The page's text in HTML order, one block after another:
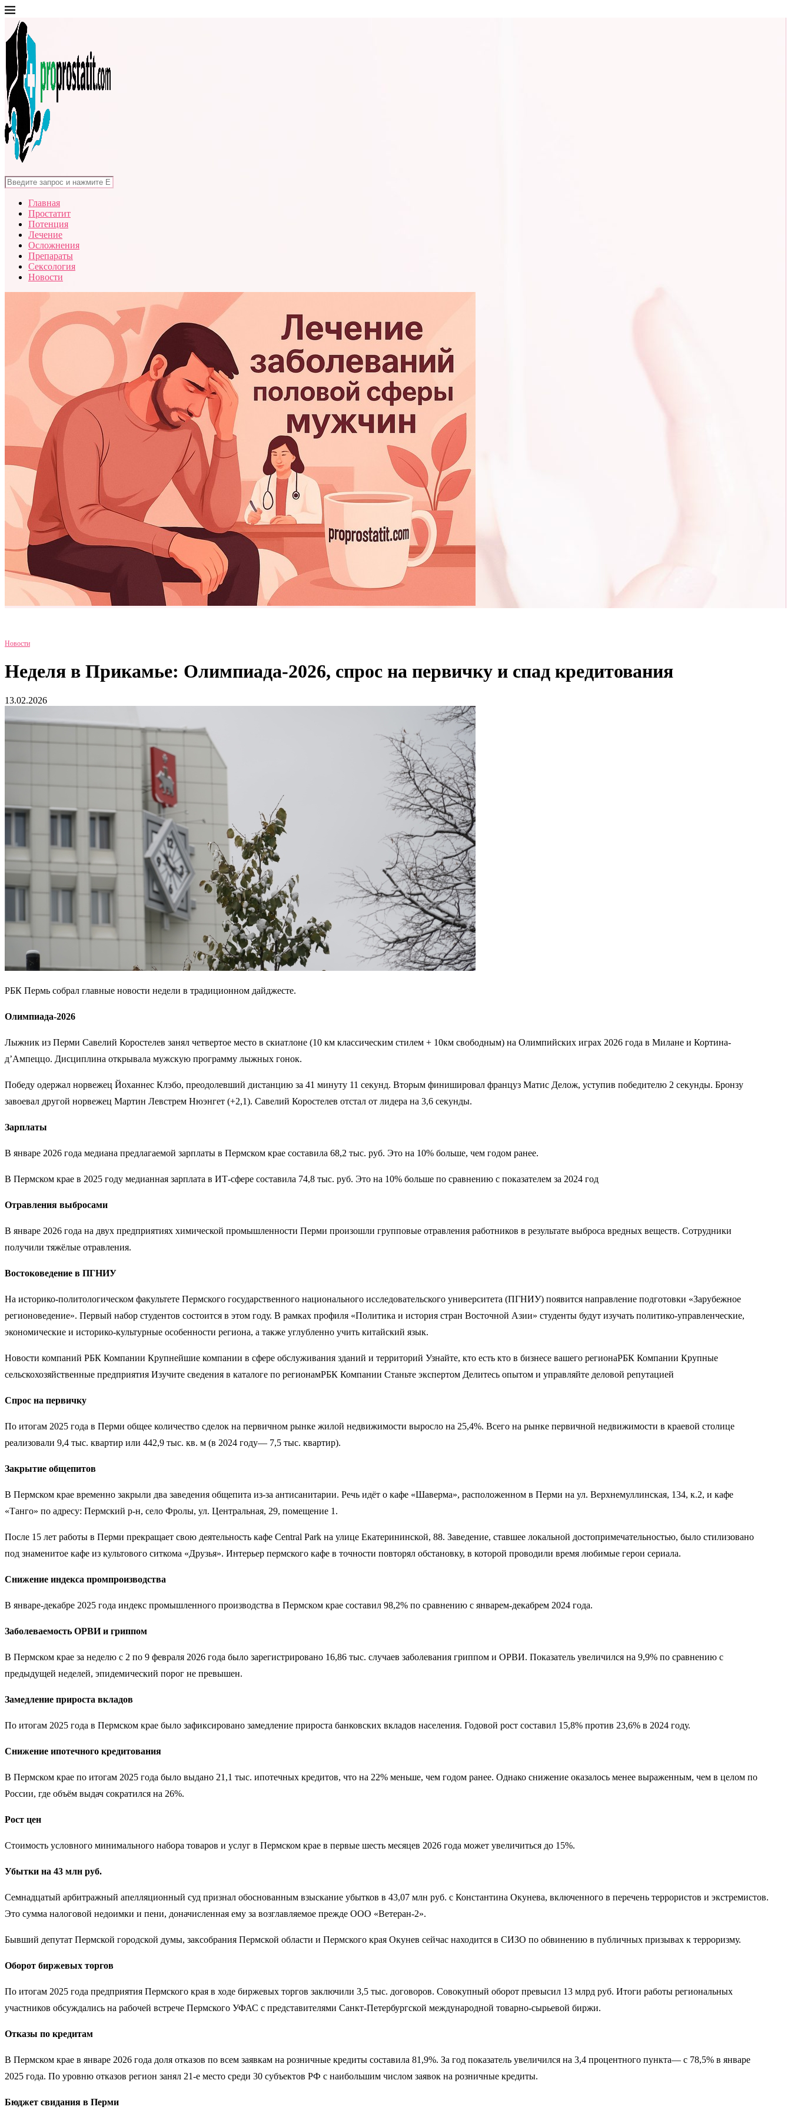
Главная
Простатит
Потенция
Лечение
Осложнения
Препараты
Сексология
Новости
Новости
Неделя в Прикамье: Олимпиада-2026, спрос на первичку и спад кредитования
13.02.2026
РБК Пермь собрал главные новости недели в традиционном дайджесте.
Олимпиада-2026
Лыжник из Перми Савелий Коростелев занял четвертое место в скиатлоне (10 км классическим стилем + 10км свободным) на Олимпийских играх 2026 года в Милане и Кортина-
д’Ампеццо. Дисциплина открывала мужскую программу лыжных гонок.
Победу одержал норвежец Йоханнес Клэбо, преодолевший дистанцию за 41 минуту 11 секунд. Вторым финишировал француз Матис Делож, уступив победителю 2 секунды. Бронзу
завоевал другой норвежец Мартин Левстрем Нюэнгет (+2,1). Савелий Коростелев отстал от лидера на 3,6 секунды.
Зарплаты
В январе 2026 года медиана предлагаемой зарплаты в Пермском крае составила 68,2 тыс. руб. Это на 10% больше, чем годом ранее.
В Пермском крае в 2025 году медианная зарплата в ИТ-сфере составила 74,8 тыс. руб. Это на 10% больше по сравнению с показателем за 2024 год
Отравления выбросами
В январе 2026 года на двух предприятиях химической промышленности Перми произошли групповые отравления работников в результате выброса вредных веществ. Сотрудники
получили тяжёлые отравления.
Востоковедение в ПГНИУ
На историко-политологическом факультете Пермского государственного национального исследовательского университета (ПГНИУ) появится направление подготовки «Зарубежное
регионоведение». Первый набор студентов состоится в этом году. В рамках профиля «Политика и история стран Восточной Азии» студенты будут изучать политико-управленческие,
экономические и историко-культурные особенности региона, а также углубленно учить китайский язык.
Новости компаний РБК Компании Крупнейшие компании в сфере обслуживания зданий и территорий Узнайте, кто есть кто в бизнесе вашего регионаРБК Компании Крупные
сельскохозяйственные предприятия Изучите сведения в каталоге по регионамРБК Компании Станьте экспертом Делитесь опытом и управляйте деловой репутацией
Спрос на первичку
По итогам 2025 года в Перми общее количество сделок на первичном рынке жилой недвижимости выросло на 25,4%. Всего на рынке первичной недвижимости в краевой столице
реализовали 9,4 тыс. квартир или 442,9 тыс. кв. м (в 2024 году— 7,5 тыс. квартир).
Закрытие общепитов
В Пермском крае временно закрыли два заведения общепита из-за антисанитарии. Речь идёт о кафе «Шаверма», расположенном в Перми на ул. Верхнемуллинская, 134, к.2, и кафе
«Танго» по адресу: Пермский р-н, село Фролы, ул. Центральная, 29, помещение 1.
После 15 лет работы в Перми прекращает свою деятельность кафе Central Park на улице Екатерининской, 88. Заведение, ставшее локальной достопримечательностью, было стилизовано
под знаменитое кафе из культового ситкома «Друзья». Интерьер пермского кафе в точности повторял обстановку, в которой проводили время любимые герои сериала.
Снижение индекса промпроизводства
В январе-декабре 2025 года индекс промышленного производства в Пермском крае составил 98,2% по сравнению с январем-декабрем 2024 года.
Заболеваемость ОРВИ и гриппом
В Пермском крае за неделю с 2 по 9 февраля 2026 года было зарегистрировано 16,86 тыс. случаев заболевания гриппом и ОРВИ. Показатель увеличился на 9,9% по сравнению с
предыдущей неделей, эпидемический порог не превышен.
Замедление прироста вкладов
По итогам 2025 года в Пермском крае было зафиксировано замедление прироста банковских вкладов населения. Годовой рост составил 15,8% против 23,6% в 2024 году.
Снижение ипотечного кредитования
В Пермском крае по итогам 2025 года было выдано 21,1 тыс. ипотечных кредитов, что на 22% меньше, чем годом ранее. Однако снижение оказалось менее выраженным, чем в целом по
России, где объём выдач сократился на 26%.
Рост цен
Стоимость условного минимального набора товаров и услуг в Пермском крае в первые шесть месяцев 2026 года может увеличиться до 15%.
Убытки на 43 млн руб.
Семнадцатый арбитражный апелляционный суд признал обоснованным взыскание убытков в 43,07 млн руб. с Константина Окунева, включенного в перечень террористов и экстремистов.
Это сумма налоговой недоимки и пени, доначисленная ему за возглавляемое прежде ООО «Ветеран-2».
Бывший депутат Пермской городской думы, заксобрания Пермской области и Пермского края Окунев сейчас находится в СИЗО по обвинению в публичных призывах к терроризму.
Оборот биржевых торгов
По итогам 2025 года предприятия Пермского края в ходе биржевых торгов заключили 3,5 тыс. договоров. Совокупный оборот превысил 13 млрд руб. Итоги работы региональных
участников обсуждались на рабочей встрече Пермского УФАС с представителями Санкт-Петербургской международной товарно-сырьевой биржи.
Отказы по кредитам
В Пермском крае в январе 2026 года доля отказов по всем заявкам на розничные кредиты составила 81,9%. За год показатель увеличился на 3,4 процентного пункта— с 78,5% в январе
2025 года. По уровню отказов регион занял 21-е место среди 30 субъектов РФ с наибольшим числом заявок на розничные кредиты.
Бюджет свидания в Перми